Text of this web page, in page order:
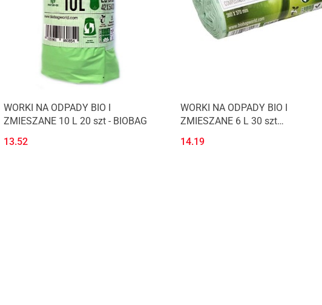
WORKI NA ODPADY BIO I
ZMIESZANE 10 L 20 szt - BIOBAG
13.52
WORKI NA ODPADY BIO I
ZMIESZANE 6 L 30 szt
BIODEGRADOWALNE) - BIOBAG
14.19